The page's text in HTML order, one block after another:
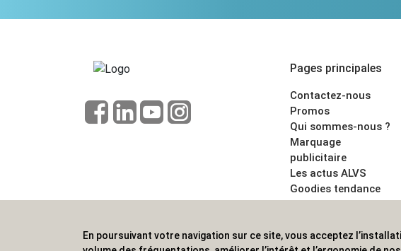
Pages principales
Contactez-nous
Promos
Qui sommes-nous ?
Marquage
publicitaire
Les actus ALVS
Goodies tendance
CGV
ALVS, fournisseur d'objets publicitaires, pour les
En poursuivant votre navigation sur ce site, vous acceptez